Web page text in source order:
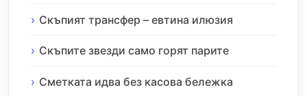
Скъпият трансфер – евтина илюзия
Скъпите звезди само горят парите
Сметката идва без касова бележка